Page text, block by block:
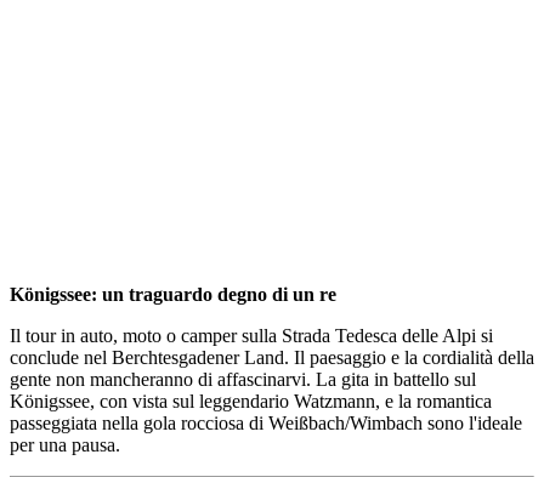
Königssee: un traguardo degno di un re
Il tour in auto, moto o camper sulla Strada Tedesca delle Alpi si
conclude nel Berchtesgadener Land. Il paesaggio e la cordialità della
gente non mancheranno di affascinarvi. La gita in battello sul
Königssee, con vista sul leggendario Watzmann, e la romantica
passeggiata nella gola rocciosa di Weißbach/Wimbach sono l'ideale
per una pausa.